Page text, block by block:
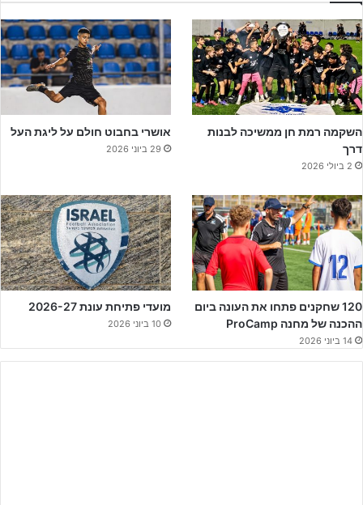
שתי הקבוצות הגיעו למפגש ביניהן כשהן עם מאזן מושלם של 7 ניצחונות,
כשבאמתחתן 7 שערי חובה עד כה.
הצמרת וכעבר כרבע שעה של משחק לירוי אוחנה הגביה כדור נהדר
לעמית סימון שסיים בנגיעה מהאוויר לרשת של עוצמה חולון – 0:1
למארחים.
השקמה רמת חן ממשיכה לבנות
דרך
2 ביולי 2026
אושרי בחבוט חולם על ליגת העל
29 ביוני 2026
120 שחקנים פתחו את העונה ביום
ההכנה של מחנה ProCamp
14 ביוני 2026
מועדי פתיחת עונת 2026-27
10 ביוני 2026